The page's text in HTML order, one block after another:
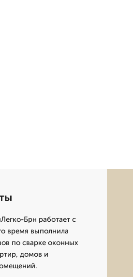
Брн работает с
время выполнила
по сварке оконных
домов и